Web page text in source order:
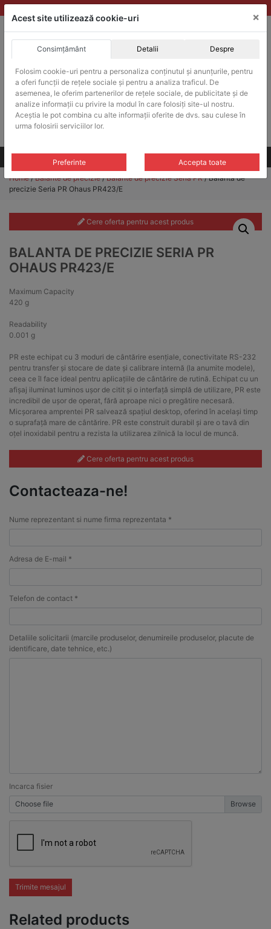
Skip
to
ACHIZITII PUBLICE
Produsele pot fi achizitionate si in sistemul SEAP / SICAP
Products
search
CAUTARE
Toate produsele
Home/Balante de precizie/Balante de precizie Seria PR/ Balanta de
precizie Seria PR Ohaus PR423/E
Cere oferta pentru acest produs
BALANTA DE PRECIZIE SERIA PR
OHAUS PR423/E
Maximum Capacity
420 g
Readability
0.001 g
PR este echipat cu 3 moduri de cântărire esențiale, conectivitate RS-232
pentru transfer și stocare de date și calibrare internă (la anumite modele),
ceea ce îl face ideal pentru aplicațiile de cântărire de rutină. Echipat cu un
afișaj iluminat luminos ușor de citit și o interfață simplă de utilizare, PR este
incredibil de ușor de operat, fără aproape nici o pregătire necesară.
Micșorarea amprentei PR salvează spațiul desktop, oferind în același timp
o suprafață mare de cântărire. PR este construit durabil și are o tavă din
oțel inoxidabil pentru a rezista la utilizarea zilnică la locul de muncă.
Cere oferta pentru acest produs
Contacteaza-ne!
Nume reprezentant si nume firma reprezentata *
Adresa de E-mail *
Telefon de contact *
Detaliile solicitarii (marcile produselor, denumireile produselor, placute de
identificare, date tehnice, etc.)
Incarca fisier
Choose file
Trimite mesajul
Related products
Acest site utilizează cookie-uri ×
Consimțământ Detalii Despre
Folosim cookie-uri pentru a personaliza conținutul și anunțurile, pentru
a oferi funcții de rețele sociale și pentru a analiza traficul. De
asemenea, le oferim partenerilor de rețele sociale, de publicitate și de
analize informații cu privire la modul în care folosiți site-ul nostru.
Aceștia le pot combina cu alte informații oferite de dvs. sau culese în
urma folosirii serviciilor lor.
Preferinte Accepta toate